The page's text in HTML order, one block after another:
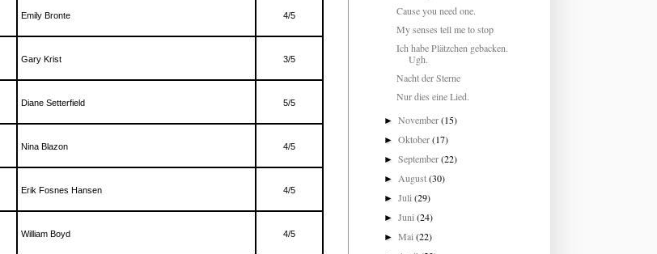
Emily Bronte 4/5
Gary Krist 3/5
Diane Setterfield 5/5
Nina Blazon 4/5
Erik Fosnes Hansen 4/5
William Boyd 4/5
Cause you need one.
My senses tell me to stop
Ich habe Plätzchen gebacken.
Ugh.
Nacht der Sterne
Nur dies eine Lied.
►November(15)
►Oktober(17)
►September(22)
►August(30)
►Juli(29)
►Juni(24)
►Mai(22)